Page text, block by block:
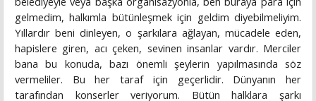
gelmedim, halkımla bütünleşmek için geldim diyebilmeliyim.
Yıllardır beni dinleyen, o şarkılara ağlayan, mücadele eden,
hapislere giren, acı çeken, sevinen insanlar vardır. Merciler
bana bu konuda, bazı önemli şeylerin yapılmasında söz
vermeliler. Bu her taraf için geçerlidir. Dünyanın her
tarafından konserler veriyorum. Bütün halklara şarkı